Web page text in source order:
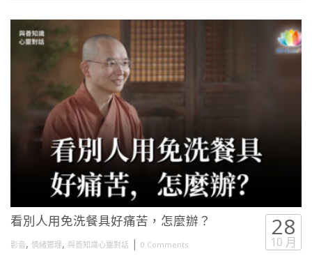
看別人用免洗餐具好痛苦，怎麼辦？
影音, 情緒管理, 與善知識心靈對話 | 0 Comments
28
10 月